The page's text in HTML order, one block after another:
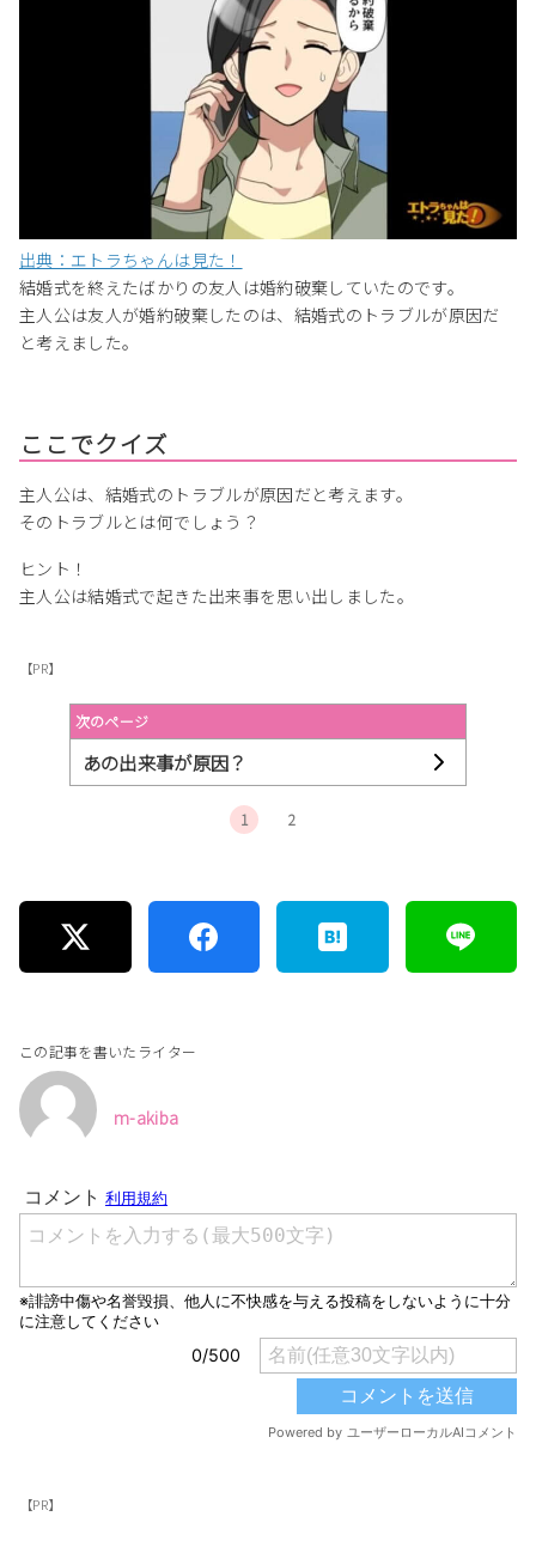
出典：エトラちゃんは見た！
結婚式を終えたばかりの友人は婚約破棄していたのです。
主人公は友人が婚約破棄したのは、結婚式のトラブルが原因だ
と考えました。
ここでクイズ
主人公は、結婚式のトラブルが原因だと考えます。
そのトラブルとは何でしょう？
ヒント！
主人公は結婚式で起きた出来事を思い出しました。
【PR】
次のページ
あの出来事が原因？
1 2
この記事を書いたライター
m-akiba
【PR】